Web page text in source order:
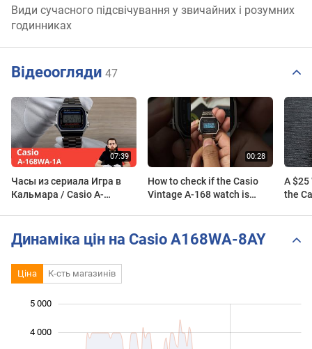
Види сучасного підсвічування у звичайних і розумних
годинниках
Відеоогляди 47
Часы из сериала Игра в
Кальмара / Casio A-
How to check if the Casio
Vintage A-168 watch is
A $25
the
Динаміка цін на Casio A168WA-8AY
Ціна К-сть магазинів
4 000
5 000